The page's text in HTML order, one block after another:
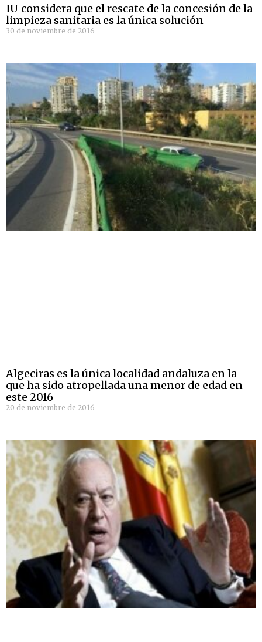
IU considera que el rescate de la concesión de la
limpieza sanitaria es la única solución
30 de noviembre de 2016
Algeciras es la única localidad andaluza en la
que ha sido atropellada una menor de edad en
este 2016
20 de noviembre de 2016